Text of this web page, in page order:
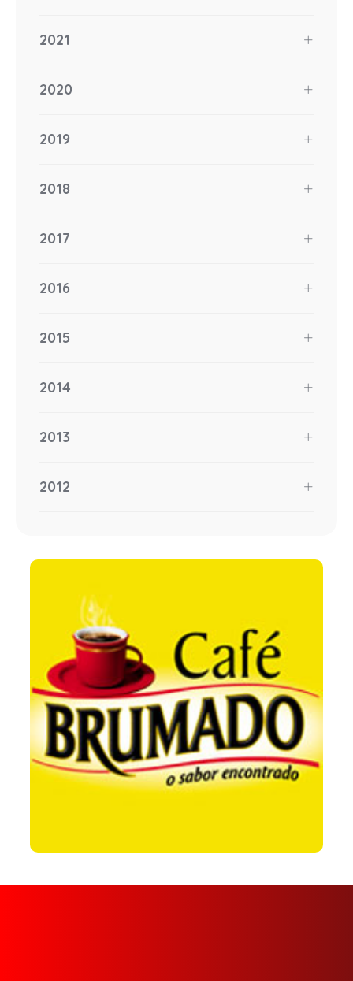
2021
2020
2019
2018
2017
2016
2015
2014
2013
2012